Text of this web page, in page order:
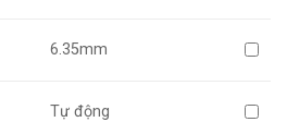
6.35mm
Tự động